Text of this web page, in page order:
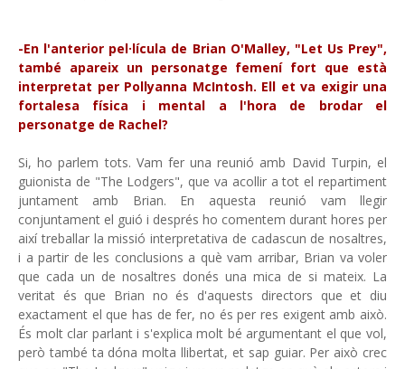
-En l'anterior pel·lícula de Brian O'Malley, "Let Us Prey",
també apareix un personatge femení fort que està
interpretat per Pollyanna McIntosh. Ell et va exigir una
fortalesa física i mental a l'hora de brodar el
personatge de Rachel?
Si, ho parlem tots. Vam fer una reunió amb David Turpin, el
guionista de "The Lodgers", que va acollir a tot el repartiment
juntament amb Brian. En aquesta reunió vam llegir
conjuntament el guió i després ho comentem durant hores per
així treballar la missió interpretativa de cadascun de nosaltres,
i a partir de les conclusions a què vam arribar, Brian va voler
que cada un de nosaltres donés una mica de si mateix. La
veritat és que Brian no és d'aquests directors que et diu
exactament el que has de fer, no és per res exigent amb això.
És molt clar parlant i s'explica molt bé argumentant el que vol,
però també ta dóna molta llibertat, et sap guiar. Per això crec